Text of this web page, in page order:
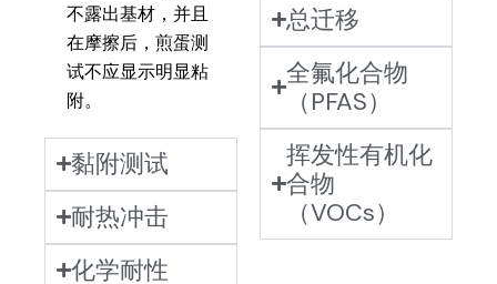
不露出基材，并且
在摩擦后，煎蛋测
试不应显示明显粘
附。
黏附测试
耐热冲击
化学耐性
总迁移
全氟化合物
（PFAS）
挥发性有机化
合物
（VOCs）